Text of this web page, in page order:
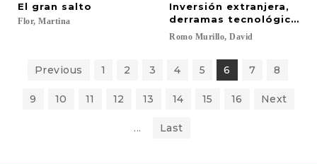
El gran salto
Flor, Martina
Inversión extranjera,
derramas tecnológicas
Romo Murillo, David
Previous 1 2 3 4 5 6 7 8
9 10 11 12 13 14 15 16 Next
... Last